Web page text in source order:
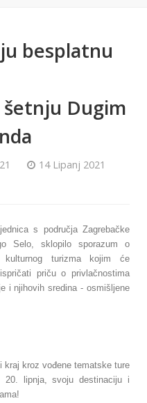
besplatnu
Dugim
14 Lipanj 2021
s područja Zagrebačke
Selo, sklopilo sporazum o
kulturnog turizma kojim će
priču o privlačnostima
i njihovih sredina - osmišljene
kraj kroz vođene tematske ture
lipnja, svoju destinaciju i